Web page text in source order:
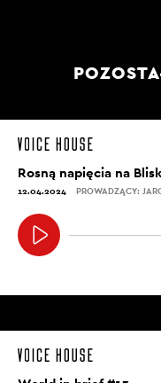
Rosną napięcia na
12.04.2024 PROWADZĄCY: